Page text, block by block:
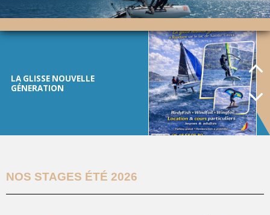
LA GLISSE NOUVELLE
GÉNERATION
PROGRAMME DES
RÉGATES 2026
NOS STAGES ÉTÉ 2026